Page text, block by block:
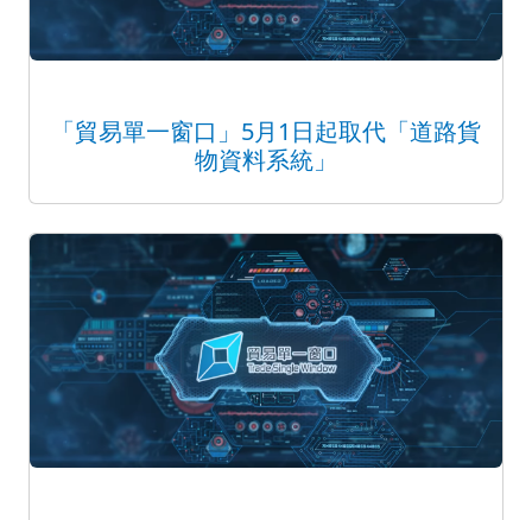
「貿易單一窗口」5月1日起取代「道路貨
物資料系統」